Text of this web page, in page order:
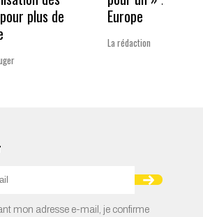
plus de
Europe
La rédaction
mon adresse e-mail, je confirme